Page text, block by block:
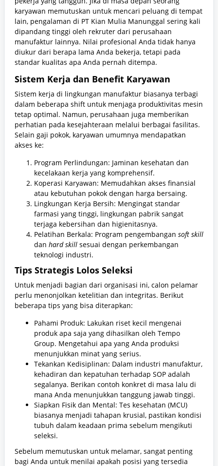
karyawan memutuskan untuk mencari peluang di tempat
lain, pengalaman di PT Kian Mulia Manunggal sering kali
dipandang tinggi oleh rekruter dari perusahaan
manufaktur lainnya. Nilai profesional Anda tidak hanya
diukur dari berapa lama Anda bekerja, tetapi pada
standar kualitas apa Anda pernah ditempa.
Sistem Kerja dan Benefit Karyawan
Sistem kerja di lingkungan manufaktur biasanya terbagi
dalam beberapa shift untuk menjaga produktivitas mesin
tetap optimal. Namun, perusahaan juga memberikan
perhatian pada kesejahteraan melalui berbagai fasilitas.
Selain gaji pokok, karyawan umumnya mendapatkan
akses ke:
Program Perlindungan: Jaminan kesehatan dan
kecelakaan kerja yang komprehensif.
Koperasi Karyawan: Memudahkan akses finansial
atau kebutuhan pokok dengan harga bersaing.
Lingkungan Kerja Bersih: Mengingat standar
farmasi yang tinggi, lingkungan pabrik sangat
terjaga kebersihan dan higienitasnya.
Pelatihan Berkala: Program pengembangan soft skill
dan hard skill sesuai dengan perkembangan
teknologi industri.
Tips Strategis Lolos Seleksi
Untuk menjadi bagian dari organisasi ini, calon pelamar
perlu menonjolkan ketelitian dan integritas. Berikut
beberapa tips yang bisa diterapkan:
Pahami Produk: Lakukan riset kecil mengenai
produk apa saja yang dihasilkan oleh Tempo
Group. Mengetahui apa yang Anda produksi
menunjukkan minat yang serius.
Tekankan Kedisiplinan: Dalam industri manufaktur,
kehadiran dan kepatuhan terhadap SOP adalah
segalanya. Berikan contoh konkret di masa lalu di
mana Anda menunjukkan tanggung jawab tinggi.
Siapkan Fisik dan Mental: Tes kesehatan (MCU)
biasanya menjadi tahapan krusial, pastikan kondisi
tubuh dalam keadaan prima sebelum mengikuti
seleksi.
Sebelum memutuskan untuk melamar, sangat penting
bagi Anda untuk menilai apakah posisi yang tersedia